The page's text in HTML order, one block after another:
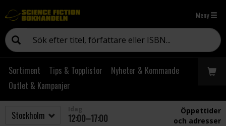
Meny
Sortiment Tips & Topplistor
Nyheter & Kommande
Outlet & Kampanjer
12:00–17:00
Öppettider
och adresser